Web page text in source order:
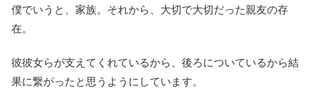
僕でいうと、家族。それから、大切で大切だった親友の存
在。
彼彼女らが支えてくれているから、後ろについているから結
果に繋がったと思うようにしています。